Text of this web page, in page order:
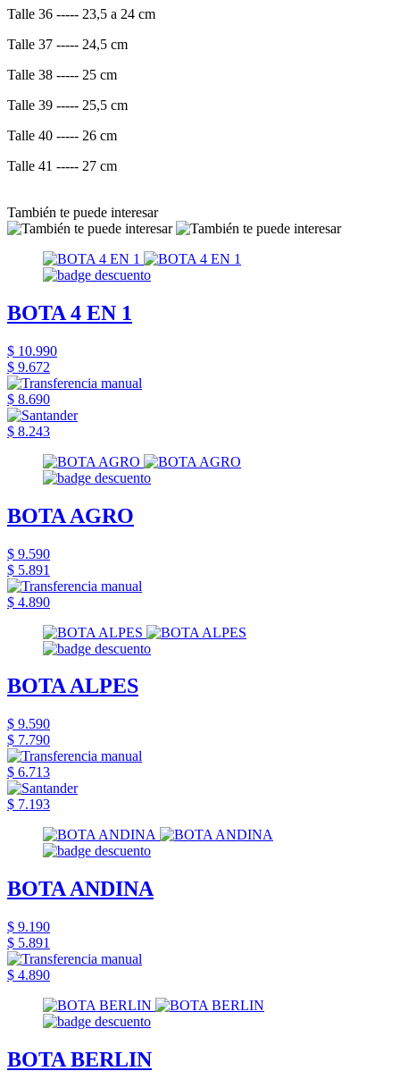
Talle 36 ----- 23,5 a 24 cm
Talle 37 ----- 24,5 cm
Talle 38 ----- 25 cm
Talle 39 ----- 25,5 cm
Talle 40 ----- 26 cm
Talle 41 ----- 27 cm
También te puede interesar
BOTA 4 EN 1
$ 10.990
$ 9.672
$ 8.690
$ 8.243
BOTA AGRO
$ 9.590
$ 5.891
$ 4.890
BOTA ALPES
$ 9.590
$ 7.790
$ 6.713
$ 7.193
BOTA ANDINA
$ 9.190
$ 5.891
$ 4.890
BOTA BERLIN